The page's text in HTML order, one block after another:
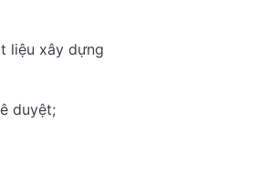
liệu xây dựng
duyệt;